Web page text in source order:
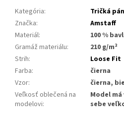
Kategória:
Tričká
Značka:
Amstaff
Materiál:
100 %
Gramáž materiálu:
210 g/m²
Strih:
Loose Fit
Farba:
čierna
Vzor:
čierna,
Veľkosť oblečená na
modelovi:
Model má
sebe